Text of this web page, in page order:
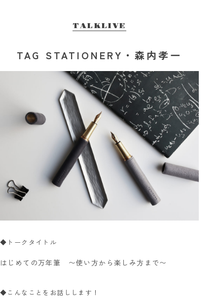
TALKLIVE
TAG STATIONERY・森内孝一
◆トークタイトル
はじめての万年筆 〜使い方から楽しみ方まで〜
◆こんなことをお話しします！